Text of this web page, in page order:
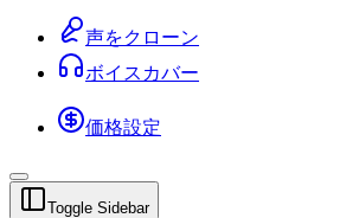
声をクローン
ボイスカバー
価格設定
Toggle Sidebar